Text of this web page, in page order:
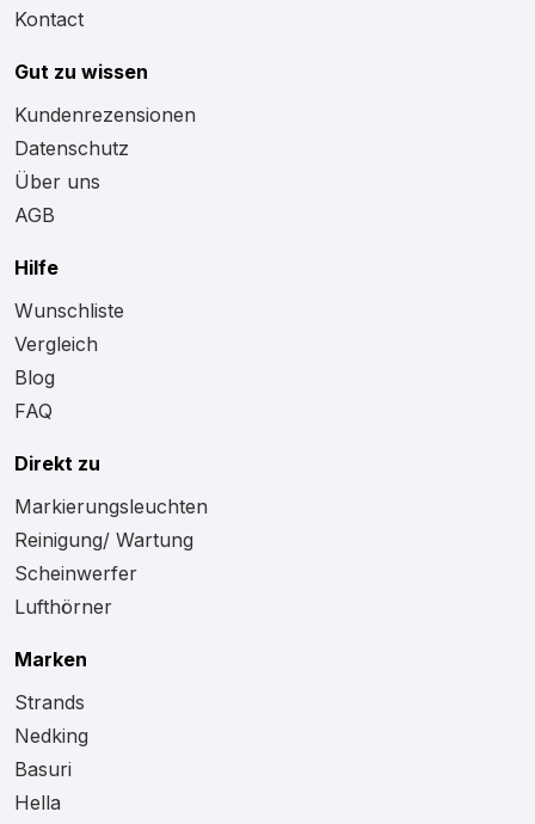
Kontact
Gut zu wissen
Kundenrezensionen
Datenschutz
Über uns
AGB
Hilfe
Wunschliste
Vergleich
Blog
FAQ
Direkt zu
Markierungsleuchten
Reinigung/ Wartung
Scheinwerfer
Lufthörner
Marken
Strands
Nedking
Basuri
Hella